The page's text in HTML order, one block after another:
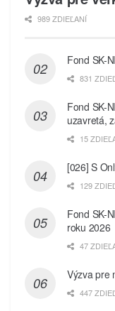
989 ZDIEĽANÍ
Fond SK-
831
Fond SK-
uzavretá,
15
[026] S
129
Fond SK-
roku 2026
47
Výzva pre
447